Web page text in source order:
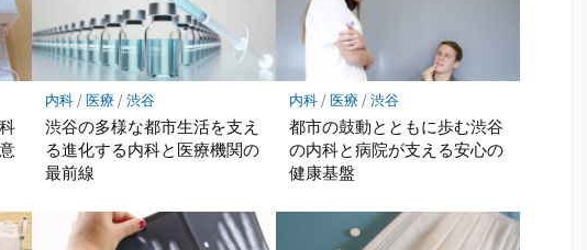
内科/ 医療/渋谷
渋谷の多様な都市生活を支え
る進化する内科と医療機関の
最前線
内科/ 医療/渋谷
都市の鼓動とともに歩む渋谷
の内科と病院が支える安心の
健康基盤